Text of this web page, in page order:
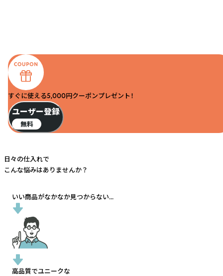
すぐに使える5,000円クーポンプレゼント！
ユーザー登録
無料
日々の仕入れで
こんな悩みはありませんか？
いい商品がなかなか見つからない...
高品質でユニークな